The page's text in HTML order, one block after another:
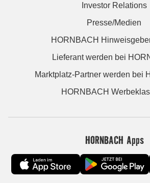
Investor Relations
Presse/Medien
HORNBACH
Lieferant werden bei
Marktplatz-Partner werden bei
HORNBACH
HORNBACH Apps